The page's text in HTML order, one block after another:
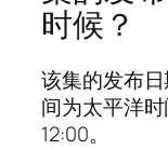
时候？
该集的发布日
间为太平洋
12:00。